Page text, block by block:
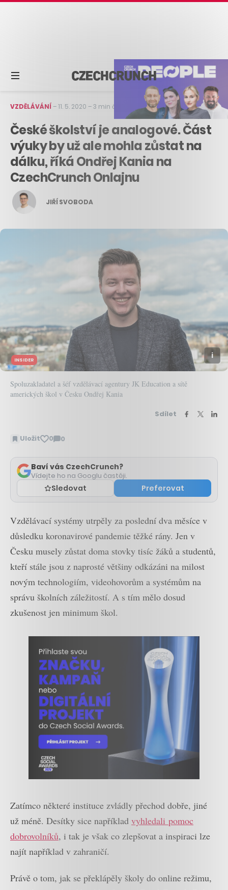
VZDĚLÁVÁNÍ–11. 5. 2020 –3 min čtení
České školství je analogové. Část
výuky by už ale mohla zůstat na
dálku, říká Ondřej Kania na
CzechCrunch Onlajnu
JIŘÍ SVOBODA
INSIDER
Spoluzakladatel a šéf vzdělávací agentury JK Education a sítě
amerických škol v Česku Ondřej Kania
Sdílet
Uložit 0 0
Zobrazit
Baví vás CzechCrunch?
Vídejte ho na Googlu častěji.
Sledovat Preferovat
Vzdělávací systémy utrpěly za poslední dva měsíce v
důsledku koronavirové pandemie těžké rány. Jen v
Česku musely zůstat doma stovky tisíc žáků a studentů,
kteří stále jsou z naprosté většiny odkázáni na milost
novým technologiím, videohovorům a systémům na
správu školních záležitostí. A s tím mělo dosud
zkušenost jen minimum škol.
Zatímco některé instituce zvládly přechod dobře, jiné
už méně. Desítky sice například vyhledali pomoc
dobrovolníků, i tak je však co zlepšovat a inspiraci lze
najít například v zahraničí.
Právě o tom, jak se překlápěly školy do online režimu,